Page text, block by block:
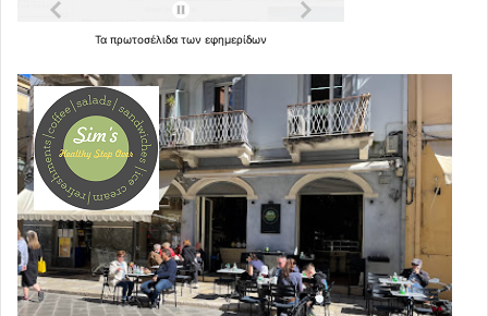
Τα πρωτοσέλιδα των εφημερίδων